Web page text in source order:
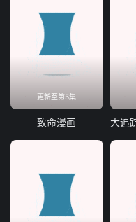
更新至第5集
致命漫画